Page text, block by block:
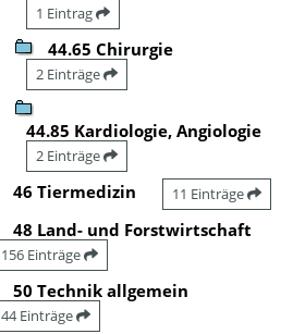
1 Eintrag
44.65 Chirurgie
2 Einträge
44.85 Kardiologie, Angiologie
2 Einträge
46 Tiermedizin 11 Einträge
48 Land- und Forstwirtschaft
156 Einträge
50 Technik allgemein
44 Einträge